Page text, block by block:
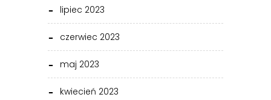
lipiec 2023
czerwiec 2023
maj 2023
kwiecień 2023